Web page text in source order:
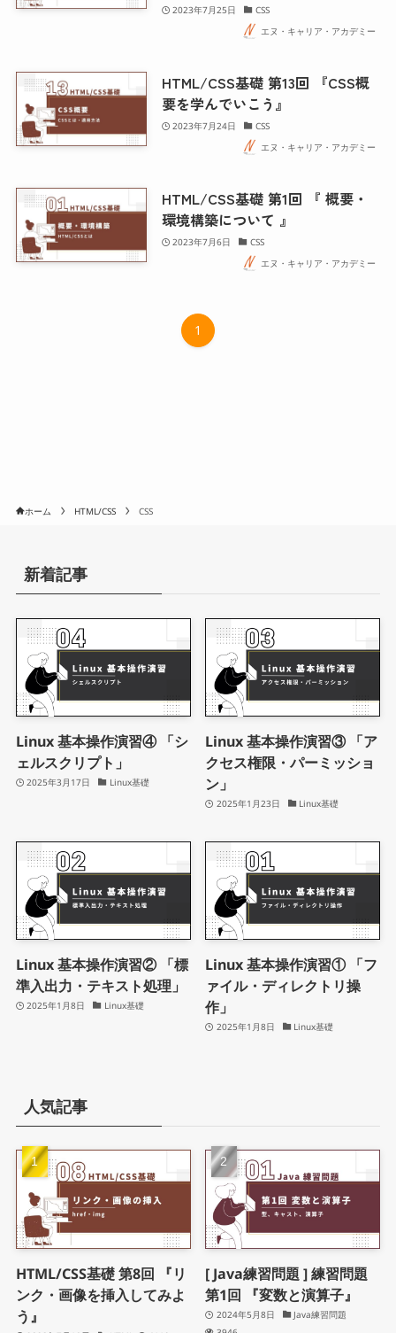
2023年7月25日
CSS
エヌ・キャリア・アカデミー
HTML/CSS基礎 第13回 『CSS概
要を学んでいこう』
2023年7月24日
CSS
エヌ・キャリア・アカデミー
HTML/CSS基礎 第1回 『 概要・
環境構築について 』
2023年7月6日
CSS
エヌ・キャリア・アカデミー
1
ホーム HTML/CSS CSS
新着記事
Linux 基本操作演習④ 「シ
ェルスクリプト」
2025年3月17日 Linux基礎
Linux 基本操作演習③ 「ア
クセス権限・パーミッショ
ン」
2025年1月23日 Linux基礎
Linux 基本操作演習② 「標
準入出力・テキスト処理」
2025年1月8日 Linux基礎
Linux 基本操作演習① 「フ
ァイル・ディレクトリ操
作」
2025年1月8日 Linux基礎
人気記事
HTML/CSS基礎 第8回 『リ
ンク・画像を挿入してみよ
う』
[ Java練習問題 ] 練習問題
第1回 『変数と演算子』
2024年5月8日
Java練習問題